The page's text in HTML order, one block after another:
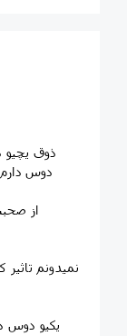
ذوق
دوس
از
نمیدونم
یکیو دوس